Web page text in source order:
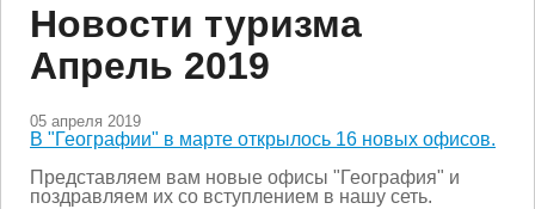
Новости туризма
Апрель 2019
05 апреля 2019
В "Географии" в марте открылось 16 новых офисов.
Представляем вам новые офисы "География" и
поздравляем их со вступлением в нашу сеть.